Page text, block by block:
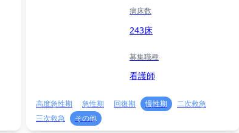
病床数
243床
募集職種
看護師
高度急性期 急性期 回復期 慢性期
二次救急
三次救急
その他